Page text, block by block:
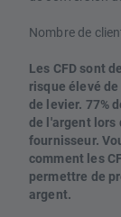
Nombre de
Les CFD sont
risque élevé
de levier. 77%
de l'argent lors
fournisseur.
comment les
permettre de
argent.